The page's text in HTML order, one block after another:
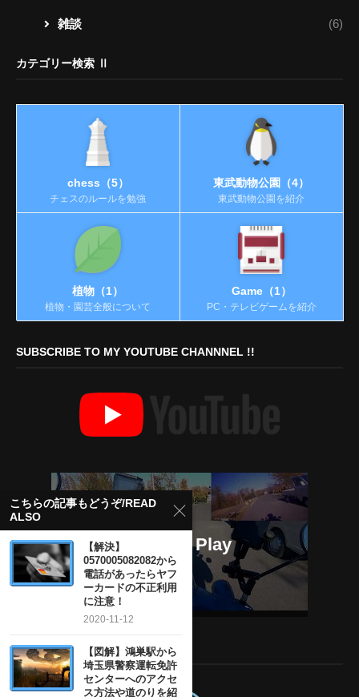
雑談 (6)
カテゴリー検索 Ⅱ
chess（5）
チェスのルールを勉強
東武動物公園（4）
東武動物公園を紹介
植物（1）
植物・園芸全般について
Game（1）
PC・テレビゲームを紹介
SUBSCRIBE TO MY YOUTUBE CHANNNEL !!
MY TWITTER ACCOUNT
こちらの記事もどうぞ/READ
ALSO
【解決】
0570005082082から
電話があったらヤフ
ーカードの不正利用
に注意！
2020-11-12
【図解】鴻巣駅から
埼玉県警察運転免許
センターへのアクセ
ス方法や道のりを紹